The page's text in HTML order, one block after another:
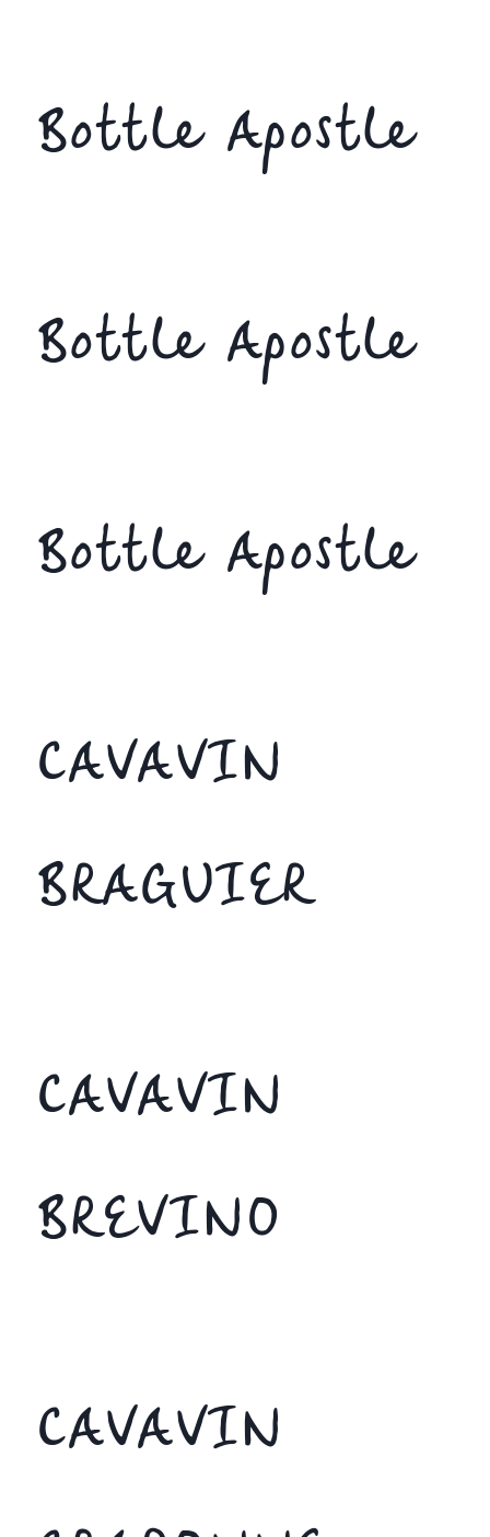
Bottle Apostle
Bottle Apostle
Bottle Apostle
CAVAVIN
BRAGUIER
CAVAVIN
BREVINO
CAVAVIN